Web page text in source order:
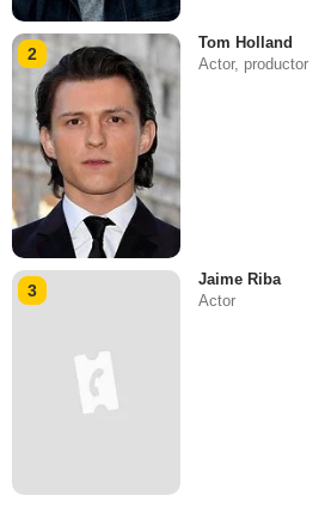
2
Tom Holland
Actor, productor
3
Jaime Riba
Actor